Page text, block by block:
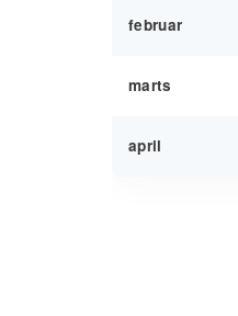
februar
marts
april